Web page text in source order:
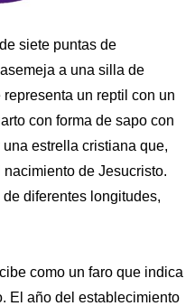
siete puntas de
a una silla de
un reptil con un
con forma de sapo con
estrella cristiana que,
de Jesucristo.
diferentes longitudes,
como un faro que indica
El año del establecimiento